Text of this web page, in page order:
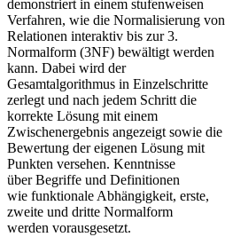
demonstriert in einem stufenweisen
Verfahren, wie die Normalisierung von
Relationen interaktiv bis zur 3.
Normalform (3NF) bewältigt werden
kann. Dabei wird der
Gesamtalgorithmus in Einzelschritte
zerlegt und nach jedem Schritt die
korrekte Lösung mit einem
Zwischenergebnis angezeigt sowie die
Bewertung der eigenen Lösung mit
Punkten versehen. Kenntnisse
über Begriffe und Definitionen
wie funktionale Abhängigkeit, erste,
zweite und dritte Normalform
werden vorausgesetzt.